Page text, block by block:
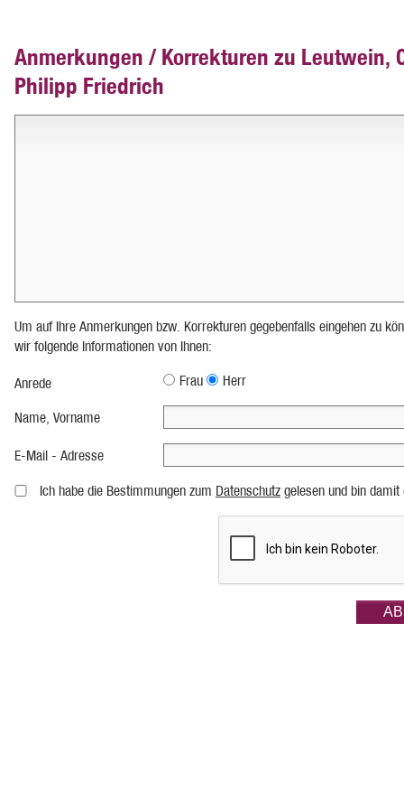
Anmerkungen / Korrekturen zu Leutwein,
Philipp Friedrich
Um auf Ihre Anmerkungen bzw. Korrekturen gegebenfalls eingehen zu
wir folgende Informationen von Ihnen:
Anrede Frau Herr
Name, Vorname
E-Mail - Adresse
Ich habe die Bestimmungen zum Datenschutz gelesen und bin